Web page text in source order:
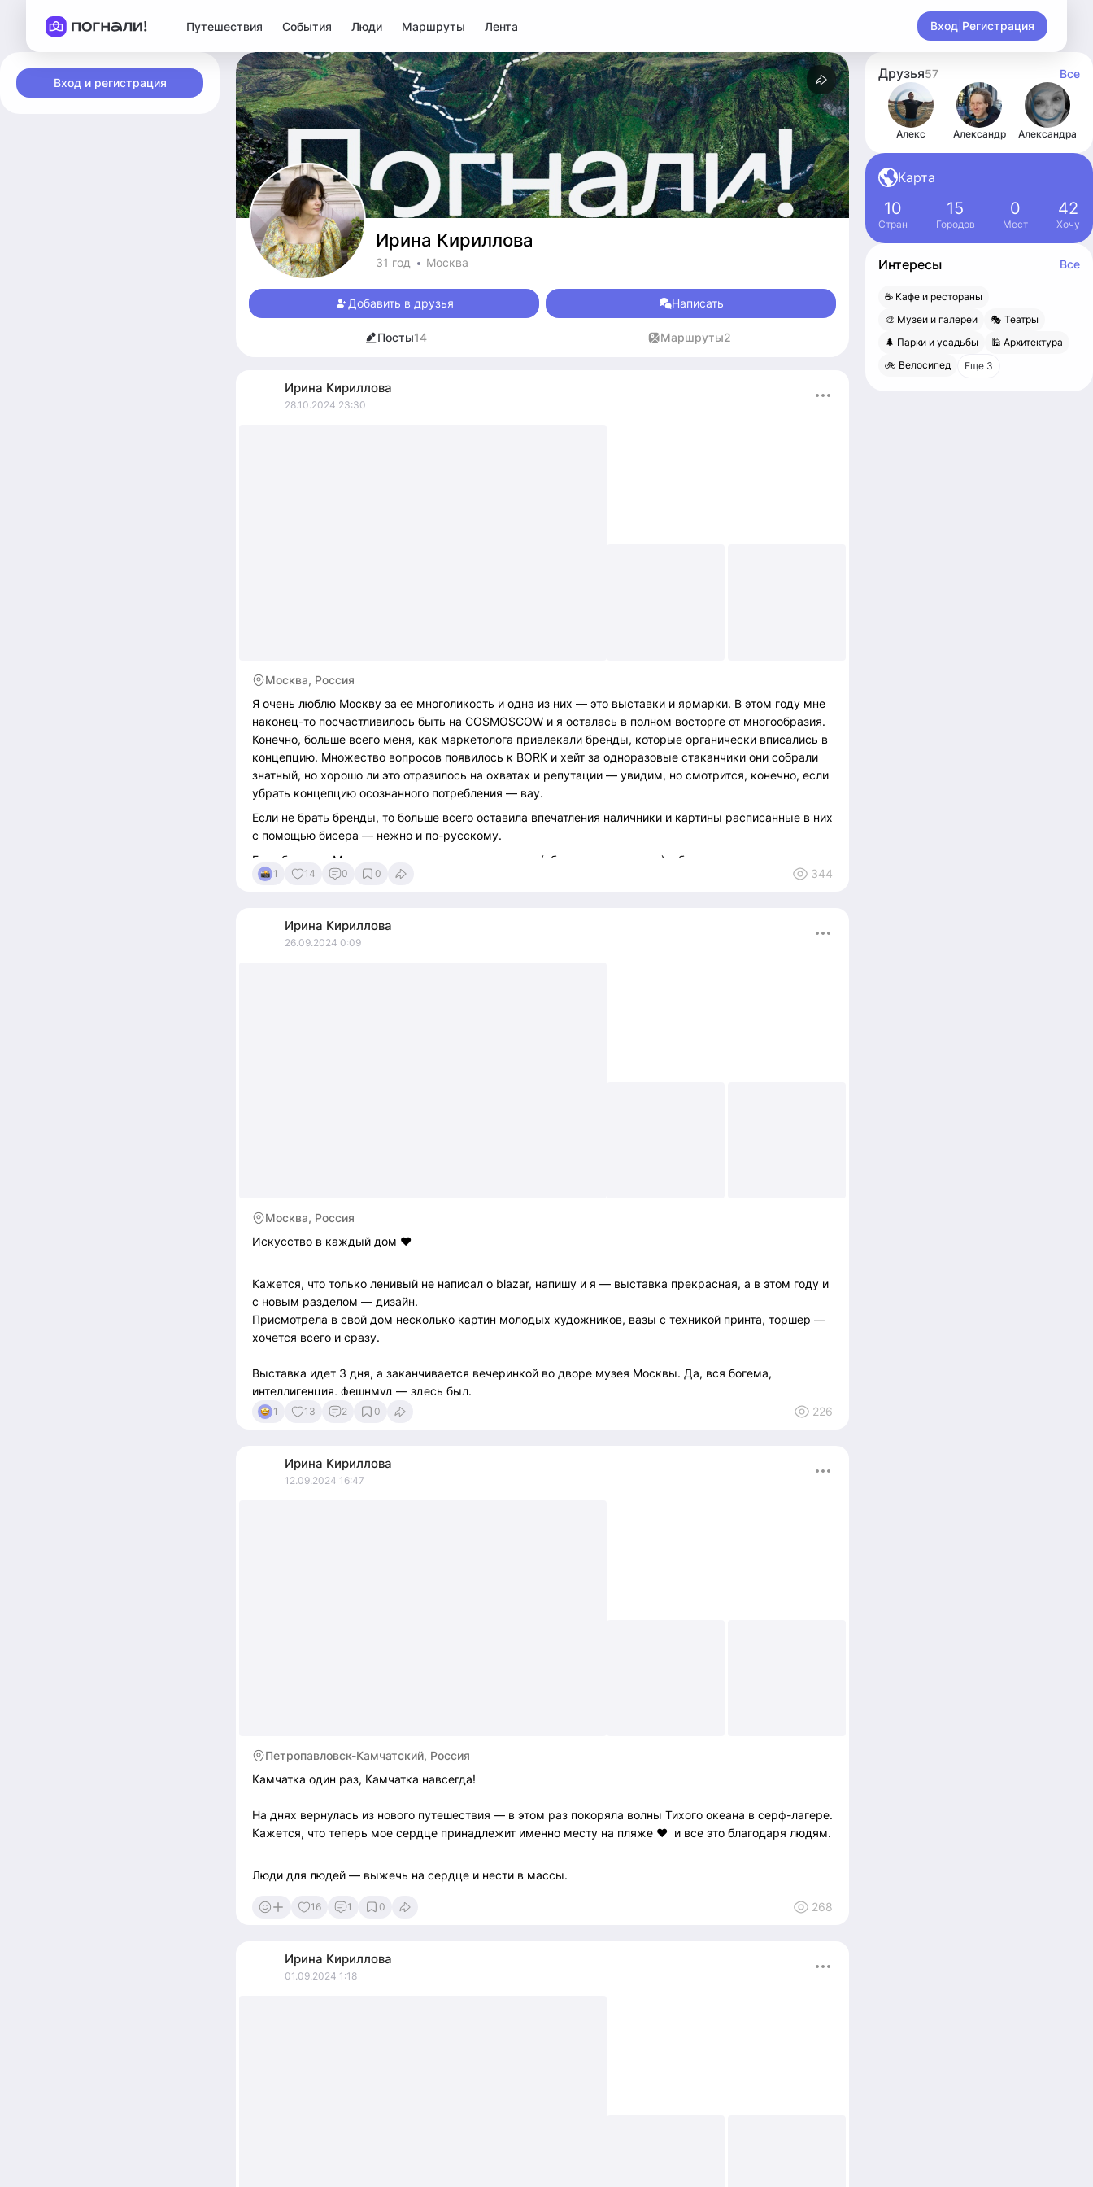
Путешествия События Люди Маршруты Лента Вход Регистрация
Вход и регистрация
Ирина Кириллова
31 год Москва
Добавить в друзья Написать
Посты14 Маршруты2
Ирина Кириллова
28.10.2024 23:30
Москва, Россия
Я очень люблю Москву за ее многоликость и одна из них — это выставки и ярмарки. В этом году мне
наконец-то посчастливилось быть на COSMOSCOW и я осталась в полном восторге от многообразия.
Конечно, больше всего меня, как маркетолога привлекали бренды, которые органически вписались в
концепцию. Множество вопросов появилось к BORK и хейт за одноразовые стаканчики они собрали
знатный, но хорошо ли это отразилось на охватах и репутации — увидим, но смотрится, конечно, если
убрать концепцию осознанного потребления — вау.
Если не брать бренды, то больше всего оставила впечатления наличники и картины расписанные в них
с помощью бисера — нежно и по-русскому.
Если будете в Москве и попадете на дни выставки (обычно идет три дня), обязательно сходите — это
ничем не хуже, чем музеи, но это чисто коммерческая история для вашего дома и похвастаться
1 14 0 0 344
Ирина Кириллова
26.09.2024 0:09
Москва, Россия
Искусство в каждый дом ❤️
Кажется, что только ленивый не написал о blazar, напишу и я — выставка прекрасная, а в этом году и
с новым разделом — дизайн.
Присмотрела в свой дом несколько картин молодых художников, вазы с техникой принта, торшер —
хочется всего и сразу.
Выставка идет 3 дня, а заканчивается вечеринкой во дворе музея Москвы. Да, вся богема,
интеллигенция, фешнмуд — здесь был.
1 13 2 0 226
Ирина Кириллова
12.09.2024 16:47
Петропавловск-Камчатский, Россия
Камчатка один раз, Камчатка навсегда!
На днях вернулась из нового путешествия — в этом раз покоряла волны Тихого океана в серф-лагере.
Кажется, что теперь мое сердце принадлежит именно месту на пляже ❤️ и все это благодаря людям.
Люди для людей — выжечь на сердце и нести в массы.
16 1 0 268
Ирина Кириллова
01.09.2024 1:18
Друзья57 Все
Алекс Александр Александра
Карта
10
Стран
15
Городов
0
Мест
42
Хочу
Интересы Все
☕️ Кафе и рестораны
🎨 Музеи и галереи
🎭 Театры
🌲 Парки и усадьбы
🕌 Архитектура
🚲 Велосипед
Еще 3